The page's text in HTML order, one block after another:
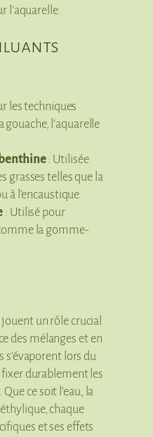
l’aquarelle.
les techniques
l’aquarelle
: Utilisée
grasses telles que la
à l’encaustique.
: Utilisé pour
la gomme-
un rôle crucial
des mélanges et en
s’évaporent lors du
fixer durablement les
ce soit l’eau, la
chaque
et ses effets